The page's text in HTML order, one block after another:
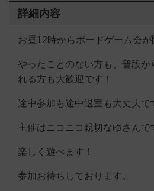
詳細内容
お昼12時からボードゲーム会が
やったことのない方も、普段
れる方も大歓迎です！
途中参加も途中退室も大丈夫で
主催はニコニコ親切なゆさんで
楽しく遊べます！
参加お待ちしております。